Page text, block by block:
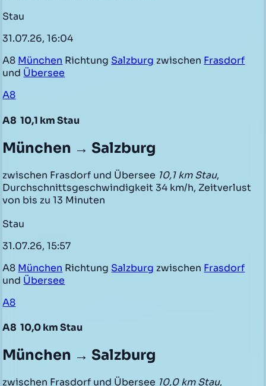
Stau
31.07.26, 16:04
A8 München Richtung Salzburg zwischen Frasdorf
und Übersee
A8
A8 10,1 km Stau
München → Salzburg
zwischen Frasdorf und Übersee 10,1 km Stau,
Durchschnittsgeschwindigkeit 34 km/h, Zeitverlust
von bis zu 13 Minuten
Stau
31.07.26, 15:57
A8 München Richtung Salzburg zwischen Frasdorf
und Übersee
A8
A8 10,0 km Stau
München → Salzburg
zwischen Frasdorf und Übersee 10,0 km Stau,